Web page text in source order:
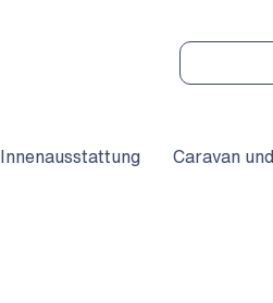
Innenausstattung Caravan